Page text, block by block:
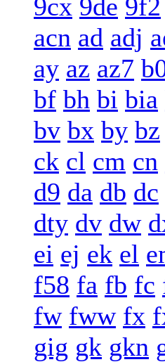
9cx 9de 9f2
acn ad adj
ay az az7
bf bh bi bia
bv bx by bz
ck cl cm cn
d9 da db dc
dty dv dw
ei ej ek el
f58 fa fb fc
fw fww fx
gig gk gkn